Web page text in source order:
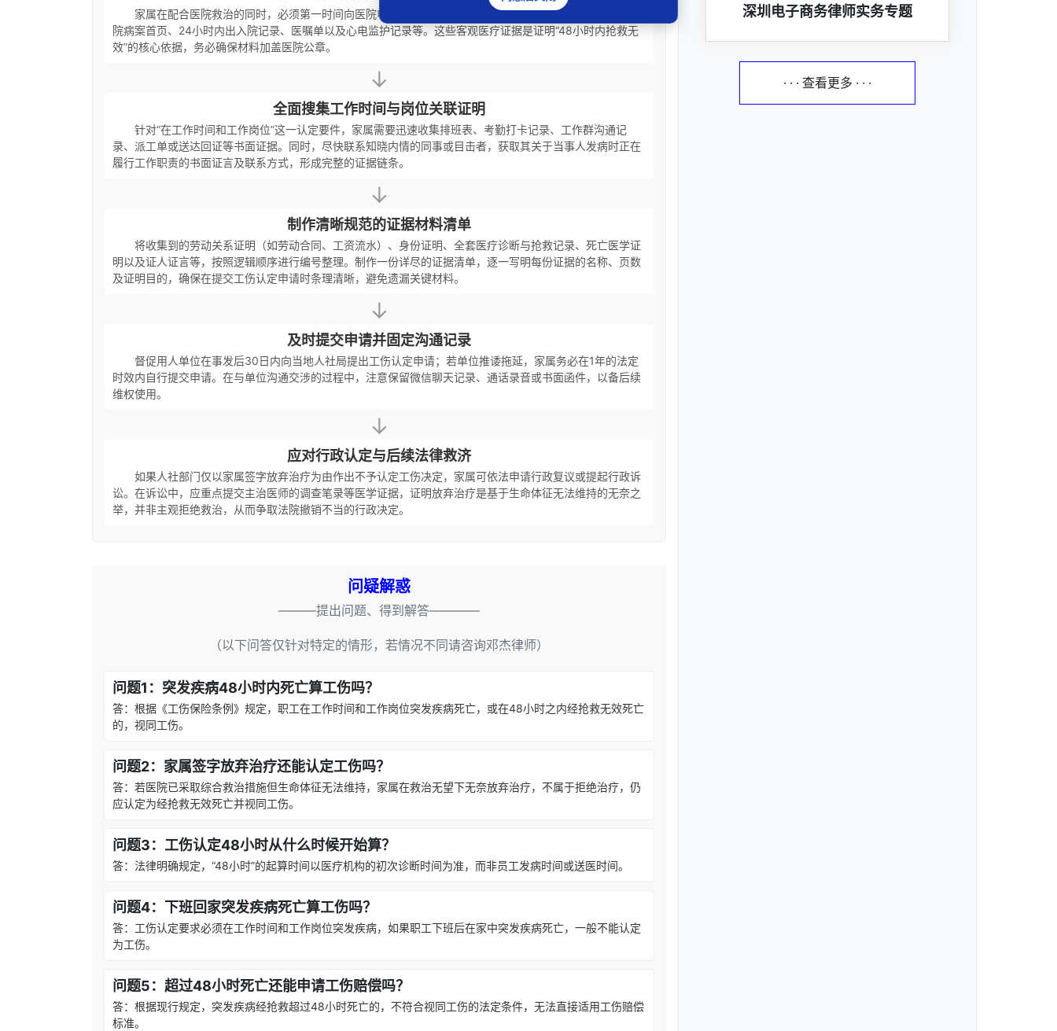
家属在配合医院救治的同时，必须第一时间向医院申请封存并复印全套病历资料，包括院前急诊病案、住
院病案首页、24小时内出入院记录、医嘱单以及心电监护记录等。这些客观医疗证据是证明“48小时内抢救无
效”的核心依据，务必确保材料加盖医院公章。
↓
全面搜集工作时间与岗位关联证明
针对“在工作时间和工作岗位”这一认定要件，家属需要迅速收集排班表、考勤打卡记录、工作群沟通记
录、派工单或送达回证等书面证据。同时，尽快联系知晓内情的同事或目击者，获取其关于当事人发病时正在
履行工作职责的书面证言及联系方式，形成完整的证据链条。
↓
制作清晰规范的证据材料清单
将收集到的劳动关系证明（如劳动合同、工资流水）、身份证明、全套医疗诊断与抢救记录、死亡医学证
明以及证人证言等，按照逻辑顺序进行编号整理。制作一份详尽的证据清单，逐一写明每份证据的名称、页数
及证明目的，确保在提交工伤认定申请时条理清晰，避免遗漏关键材料。
↓
及时提交申请并固定沟通记录
督促用人单位在事发后30日内向当地人社局提出工伤认定申请；若单位推诿拖延，家属务必在1年的法定
时效内自行提交申请。在与单位沟通交涉的过程中，注意保留微信聊天记录、通话录音或书面函件，以备后续
维权使用。
↓
应对行政认定与后续法律救济
如果人社部门仅以家属签字放弃治疗为由作出不予认定工伤决定，家属可依法申请行政复议或提起行政诉
讼。在诉讼中，应重点提交主治医师的调查笔录等医学证据，证明放弃治疗是基于生命体征无法维持的无奈之
举，并非主观拒绝救治，从而争取法院撤销不当的行政决定。
问疑解惑
———提出问题、得到解答————
（以下问答仅针对特定的情形，若情况不同请咨询邓杰律师）
问题1：突发疾病48小时内死亡算工伤吗？
答：根据《工伤保险条例》规定，职工在工作时间和工作岗位突发疾病死亡，或在48小时之内经抢救无效死亡
的，视同工伤。
问题2：家属签字放弃治疗还能认定工伤吗？
答：若医院已采取综合救治措施但生命体征无法维持，家属在救治无望下无奈放弃治疗，不属于拒绝治疗，仍
应认定为经抢救无效死亡并视同工伤。
问题3：工伤认定48小时从什么时候开始算？
答：法律明确规定，“48小时”的起算时间以医疗机构的初次诊断时间为准，而非员工发病时间或送医时间。
问题4：下班回家突发疾病死亡算工伤吗？
答：工伤认定要求必须在工作时间和工作岗位突发疾病，如果职工下班后在家中突发疾病死亡，一般不能认定
为工伤。
问题5：超过48小时死亡还能申请工伤赔偿吗？
答：根据现行规定，突发疾病经抢救超过48小时死亡的，不符合视同工伤的法定条件，无法直接适用工伤赔偿
标准。
深圳电子商务律师实务专题
· · · 查看更多 · · ·